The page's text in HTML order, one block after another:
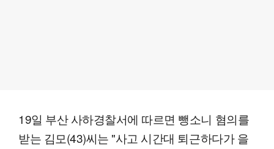
19일 부산 사하경찰서에 따르면 뺑소니 혐의를
받는 김모(43)씨는 "사고 시간대 퇴근하다가 을